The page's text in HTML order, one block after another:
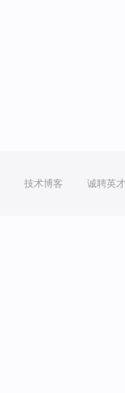
技术博客 诚聘英才